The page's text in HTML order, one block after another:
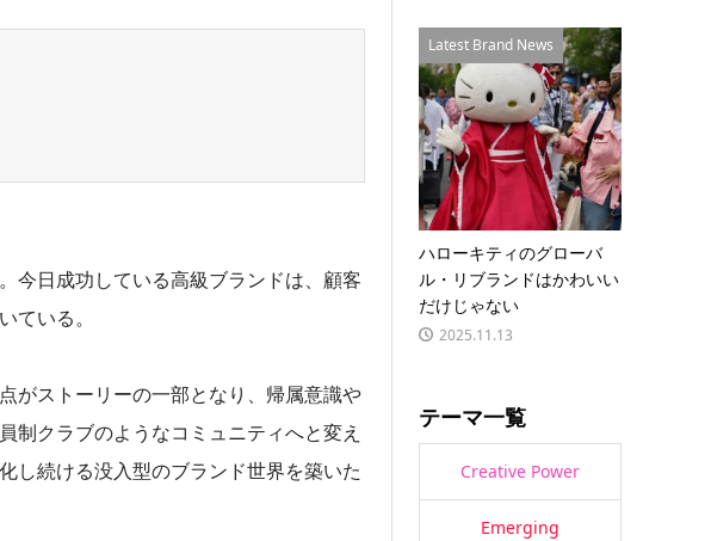
今日成功している高級ブランドは、顧客
ている。
がストーリーの一部となり、帰属意識や
制クラブのようなコミュニティへと変え
し続ける没入型のブランド世界を築いた
Latest Brand News
ハローキティのグローバ
ル・リブランドはかわいい
だけじゃない
2025.11.13
テーマ一覧
Creative Power
Emerging